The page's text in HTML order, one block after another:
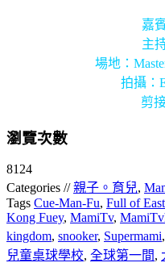
嘉
主
場地：
拍攝：
剪
瀏覽次數
8124
Categories //親子。育兒,
Tags Cue-Man-Fu, Full of
Kong Fuey, MamiTv,
kingdom, snooker, Supermami,
兒童桌球學校, 全球第一間,